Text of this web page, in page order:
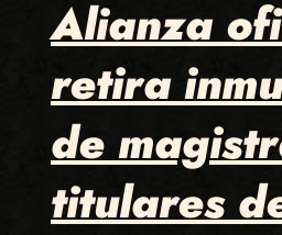
Alianza
retira
de
titulares